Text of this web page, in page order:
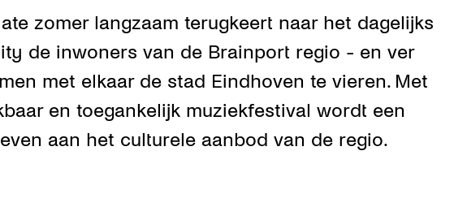
zomer langzaam terugkeert naar het dagelijks
de inwoners van de Brainport regio - en ver
met elkaar de stad Eindhoven te vieren. Met
en toegankelijk muziekfestival wordt een
aan het culturele aanbod van de regio.